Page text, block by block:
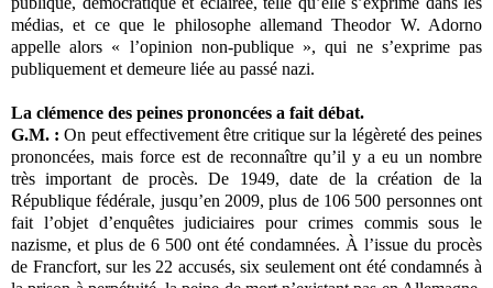
médias, et ce que le philosophe allemand Theodor W. Adorno
appelle alors « l’opinion non-publique », qui ne s’exprime pas
publiquement et demeure liée au passé nazi.
La clémence des peines prononcées a fait débat.
G.M. :On peut effectivement être critique sur la légèreté des peines
prononcées, mais force est de reconnaître qu’il y a eu un nombre
très important de procès. De 1949, date de la création de la
République fédérale, jusqu’en 2009, plus de 106 500 personnes ont
fait l’objet d’enquêtes judiciaires pour crimes commis sous le
nazisme, et plus de 6 500 ont été condamnées. À l’issue du procès
de Francfort, sur les 22 accusés, six seulement ont été condamnés à